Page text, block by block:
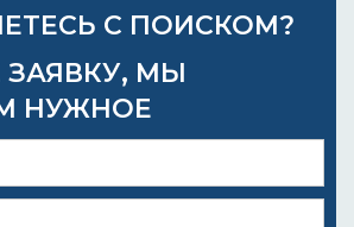
С ПОИСКОМ?
ЗАЯВКУ, МЫ
НУЖНОЕ